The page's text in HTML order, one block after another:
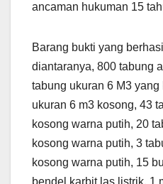
ancaman hukuman 15
Barang bukti yang
diantaranya, 800 tabung
tabung ukuran 6 M3
ukuran 6 m3 kosong, 43
kosong warna putih, 20
kosong warna putih, 3
kosong warna putih, 15